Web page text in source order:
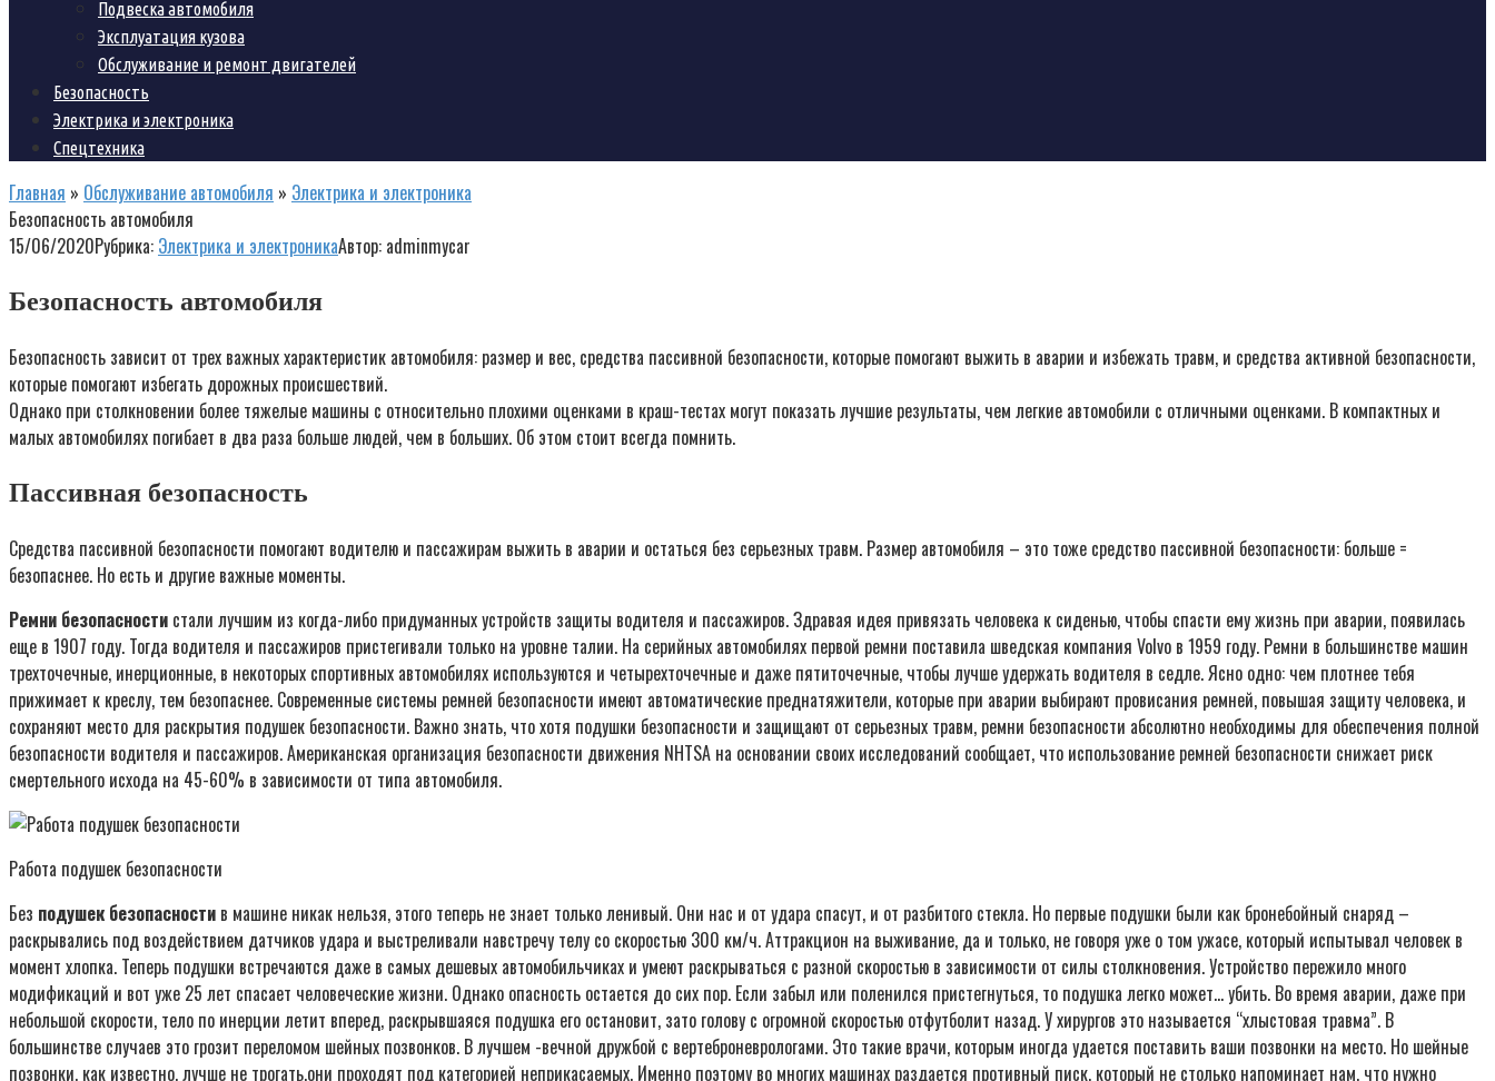
Подвеска автомобиля
Эксплуатация кузова
Обслуживание и ремонт двигателей
Безопасность
Электрика и электроника
Спецтехника
Главная » Обслуживание автомобиля » Электрика и электроника
Безопасность автомобиля
15/06/2020Рубрика: Электрика и электроникаАвтор: adminmycar
Безопасность автомобиля
Безопасность зависит от трех важных характеристик автомобиля: размер и вес, средства пассивной безопасности, которые помогают выжить в аварии и избежать травм, и средства активной безопасности,
которые помогают избегать дорожных происшествий.
Однако при столкновении более тяжелые машины с относительно плохими оценками в краш-тестах могут показать лучшие результаты, чем легкие автомобили с отличными оценками. В компактных и
малых автомобилях погибает в два раза больше людей, чем в больших. Об этом стоит всегда помнить.
Пассивная безопасность
Средства пассивной безопасности помогают водителю и пассажирам выжить в аварии и остаться без серьезных травм. Размер автомобиля – это тоже средство пассивной безопасности: больше =
безопаснее. Но есть и другие важные моменты.
Ремни безопасности стали лучшим из когда-либо придуманных устройств защиты водителя и пассажиров. Здравая идея привязать человека к сиденью, чтобы спасти ему жизнь при аварии, появилась
еще в 1907 году. Тогда водителя и пассажиров пристегивали только на уровне талии. На серийных автомобилях первой ремни поставила шведская компания Volvo в 1959 году. Ремни в большинстве машин
трехточечные, инерционные, в некоторых спортивных автомобилях используются и четырехточечные и даже пятиточечные, чтобы лучше удержать водителя в седле. Ясно одно: чем плотнее тебя
прижимает к креслу, тем безопаснее. Современные системы ремней безопасности имеют автоматические преднатяжители, которые при аварии выбирают провисания ремней, повышая защиту человека, и
сохраняют место для раскрытия подушек безопасности. Важно знать, что хотя подушки безопасности и защищают от серьезных травм, ремни безопасности абсолютно необходимы для обеспечения полной
безопасности водителя и пассажиров. Американская организация безопасности движения NHTSA на основании своих исследований сообщает, что использование ремней безопасности снижает риск
смертельного исхода на 45-60% в зависимости от типа автомобиля.
Работа подушек безопасности
Без подушек безопасности в машине никак нельзя, этого теперь не знает только ленивый. Они нас и от удара спасут, и от разбитого стекла. Но первые подушки были как бронебойный снаряд –
раскрывались под воздействием датчиков удара и выстреливали навстречу телу со скоростью 300 км/ч. Аттракцион на выживание, да и только, не говоря уже о том ужасе, который испытывал человек в
момент хлопка. Теперь подушки встречаются даже в самых дешевых автомобильчиках и умеют раскрываться с разной скоростью в зависимости от силы столкновения. Устройство пережило много
модификаций и вот уже 25 лет спасает человеческие жизни. Однако опасность остается до сих пор. Если забыл или поленился пристегнуться, то подушка легко может… убить. Во время аварии, даже при
небольшой скорости, тело по инерции летит вперед, раскрывшаяся подушка его остановит, зато голову с огромной скоростью отфутболит назад. У хирургов это называется “хлыстовая травма”. В
большинстве случаев это грозит переломом шейных позвонков. В лучшем -вечной дружбой с вертеброневрологами. Это такие врачи, которым иногда удается поставить ваши позвонки на место. Но шейные
позвонки, как известно, лучше не трогать,они проходят под категорией неприкасаемых. Именно поэтому во многих машинах раздается противный писк, который не столько напоминает нам, что нужно